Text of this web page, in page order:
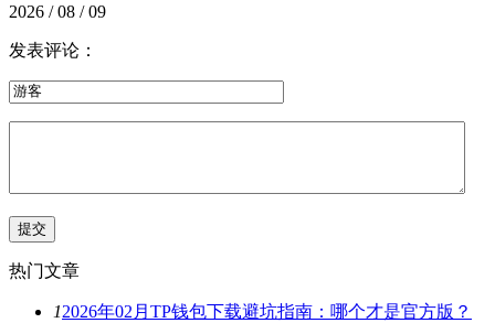
2026 / 08 / 09
发表评论：
热门文章
12026年02月TP钱包下载避坑指南：哪个才是官方版？